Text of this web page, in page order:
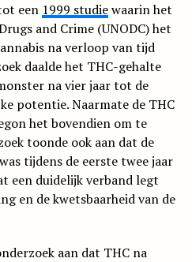
een 1999 studiewaarin het
and Crime (UNODC) het
na verloop van tijd
daalde het THC-gehalte
na vier jaar tot de
potentie. Naarmate de THC
het bovendien om te
toonde ook aan dat de
tijdens de eerste twee jaar
een duidelijk verband legt
en de kwetsbaarheid van de
aan dat THC na